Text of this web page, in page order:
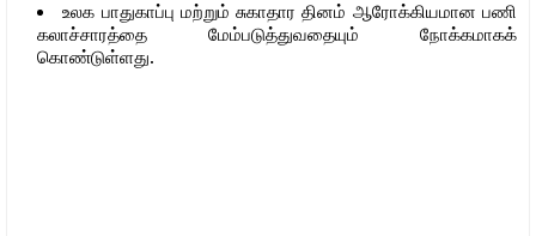
உலக பாதுகாப்பு மற்றும் சுகாதார தினம் ஆரோக்கியமான பணி
கலாச்சாரத்தை மேம்படுத்துவதையும் நோக்கமாகக்
கொண்டுள்ளது.